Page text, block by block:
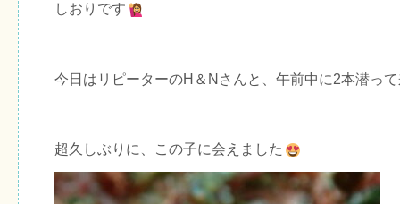
しおりです
今日はリピーターのH＆Nさんと、午前中に2本潜っ
超久しぶりに、この子に会えました